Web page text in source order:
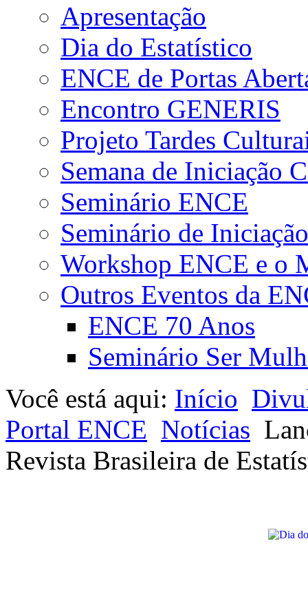
Apresentação
Dia do Estatístico
ENCE de Portas
Encontro GENERIS
Projeto Tardes
Semana de Iniciação
Seminário ENCE
Seminário de
Workshop ENCE e o
Outros Eventos da
ENCE 70 Anos
Seminário Ser
Você está aqui: Início
Portal ENCE Notícias
Revista Brasileira de